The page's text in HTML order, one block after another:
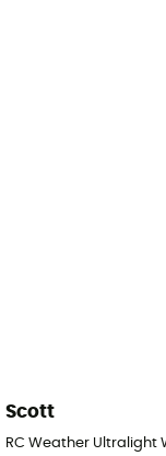
Scott
RC Weather Ultralight